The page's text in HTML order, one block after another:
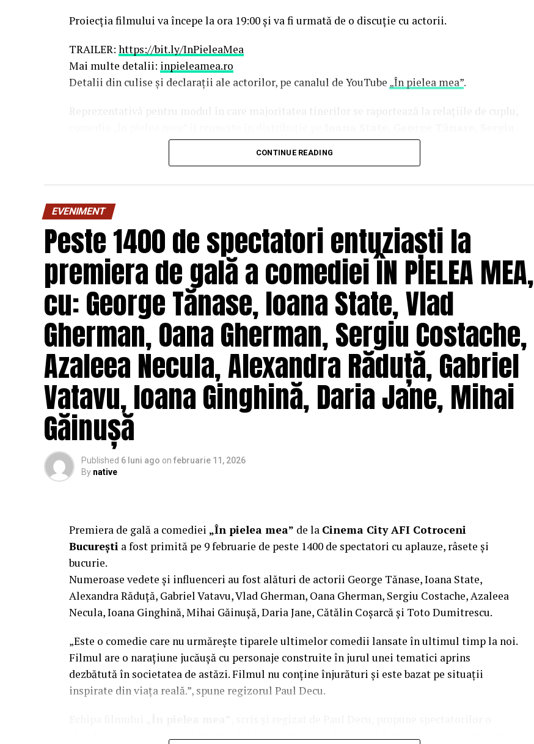
Proiecția filmului va începe la ora 19:00 și va fi urmată de o discuție cu actorii.
TRAILER: https://bit.ly/InPieleaMea
Mai multe detalii: inpieleamea.ro
Detalii din culise și declarații ale actorilor, pe canalul de YouTube „În pielea mea”.
Reprezentativă pentru modul în care majoritatea tinerilor se raportează la relațiile de cuplu,
Costache, Oana Gherman, Vlad Gherman, Azaleea Necula, Alexandra Răduță,
O comedie savuroasă despre un „schimb de roluri” pe care patru cupluri îl acceptă pe durata
unui weekend, ce se dovedește un mod haios prin care protagoniștii reușesc să-și cunoască
mai bine partenerii și să renunțe la orgolii și preconcepții, „
experiență de cinema relaxantă și amuzantă.
Regizorul și scenaristul Paul Decu, absolvent al Facultății de Teatru UNATC
„I.L.Caragiale” și al masteratului în regie de film de la MetFilm School Londra, a colaborat la
realizarea primului său lungmetraj cu o echipă de profesioniști din care fac parte
Pădurețu (imagine), Bogdan Ivanovici (sunet), Anca Miron (scenografie), Francisca
Vass (costume)
O comedie actuală și colorată, filmul „În pielea mea”are premiera națională pe 10
februarie, distribuit de T.R.I.B.E. Films.
Mai multe detalii, imagini de la filmări, fragmente din film și declarații din partea actorilor
sunt disponibile pe paginile social media ale filmului de
„În Pielea Mea”
Producător asociat: MAGNETIC MEDIA PRODUCTIONS; Producător executiv: Adela Mara.
Casting: ELEPHANT MEDIA.
Realizat cu sprijinul:
Co-finanțatori:C&C HOUSE RESIDENCE, S&I BEST CORPORATION WEB DESIGN, CLIMA
FREON
PALACE; ȘERBAN & ASOCIAȚII; ESTEEM BODY SCULPT & SPA; PIZZERIA VOLARE;
MERLIN’S; DOWNTOWN FITNESS MATEI BASARAB; THE COFFEE HOUSE; CLAUMAR
PESCAR; UNIVERSITATEA DE ȘTIINȚE AGRONOMICE ȘI MEDICINĂ VETERINARĂ
BUCUREȘTI
RESORT – JURILOVCA; SCEMTOVICI & BENOWITZ GALLERY; CREATIVE AVOCADOS;
CONTINUE READING
EVENIMENT
Peste 1400 de spectatori entuziaști la
premiera de gală a comediei ÎN PIELEA MEA,
cu: George Tănase, Ioana State, Vlad
Gherman, Oana Gherman, Sergiu Costache,
Azaleea Necula, Alexandra Răduță, Gabriel
Vatavu, Ioana Ginghină, Daria Jane, Mihai
Găinușă
Published 6 luni ago on februarie 11, 2026
By native
Premiera de gală a comediei „În pielea mea” de la Cinema City AFI Cotroceni
București a fost primită pe 9 februarie de peste 1400 de spectatori cu aplauze, râsete și
bucurie.
Numeroase vedete și influenceri au fost alături de actorii George Tănase, Ioana State,
Alexandra Răduță, Gabriel Vatavu, Vlad Gherman, Oana Gherman, Sergiu Costache, Azaleea
Necula, Ioana Ginghină, Mihai Găinușă, Daria Jane, Cătălin Coșarcă și Toto Dumitrescu.
„Este o comedie care nu urmărește tiparele ultimelor comedii lansate în ultimul timp la noi.
Filmul are o narațiune jucăușă cu personaje construite în jurul unei tematici aprins
dezbătută în societatea de astăzi. Filmul nu conține înjurături și este bazat pe situații
inspirate din viața reală.”, spune regizorul Paul Decu.
abordare amuzantă a unei situații des întâlnite în micile certuri dintr-un cuplu: pentru cine e